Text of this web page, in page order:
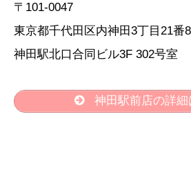
〒101-0047
東京都千代田区内神田3丁目21番
神田駅北口合同ビル3F 302号室
神田駅前店の詳細